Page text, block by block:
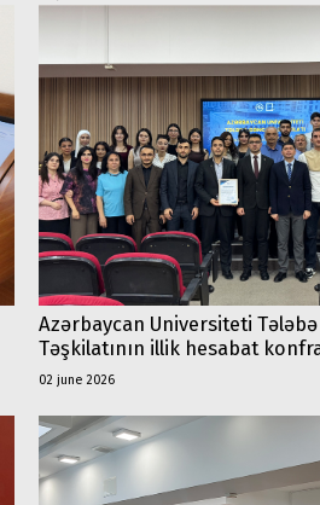
Azərbaycan Universiteti
Təşkilatının illik hesabat
02 june 2026